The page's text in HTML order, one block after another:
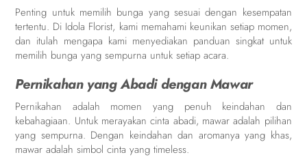
Penting untuk memilih bunga yang sesuai dengan kesempatan
tertentu. Di Idola Florist, kami memahami keunikan setiap momen,
dan itulah mengapa kami menyediakan panduan singkat untuk
memilih bunga yang sempurna untuk setiap acara.
Pernikahan yang Abadi dengan Mawar
Pernikahan adalah momen yang penuh keindahan dan
kebahagiaan. Untuk merayakan cinta abadi, mawar adalah pilihan
yang sempurna. Dengan keindahan dan aromanya yang khas,
mawar adalah simbol cinta yang timeless.